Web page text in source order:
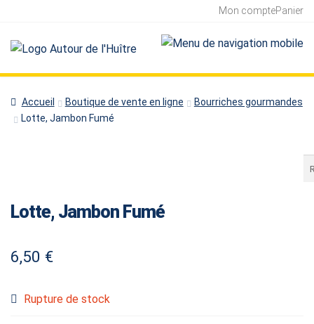
Mon comptePanier
Accueil Boutique de vente en ligne
Bourriches gourmandes
Lotte, Jambon Fumé
Lotte, Jambon Fumé
6,50 €
Rupture de stock